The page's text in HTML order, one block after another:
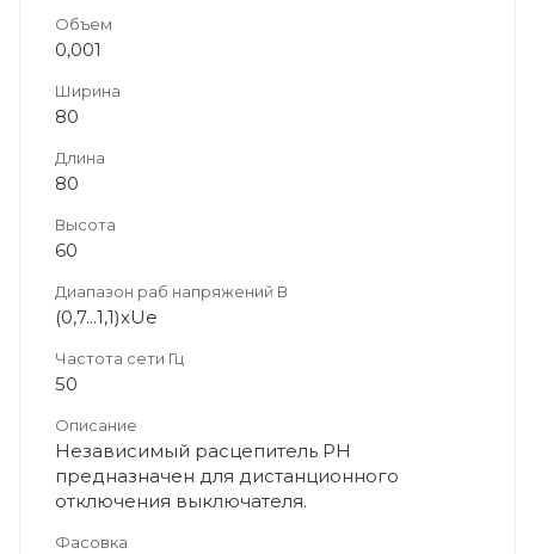
Объем
0,001
Ширина
80
Длина
80
Высота
60
Диапазон раб напряжений В
(0,7...1,1)хUe
Частота сети Гц
50
Описание
Независимый расцепитель РН
предназначен для дистанционного
отключения выключателя.
Фасовка